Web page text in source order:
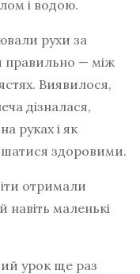
і водою.
рухи за
правильно — між
Виявилося,
дізналася,
руках і як
здоровими.
отримали
навіть маленькі
урок ще раз